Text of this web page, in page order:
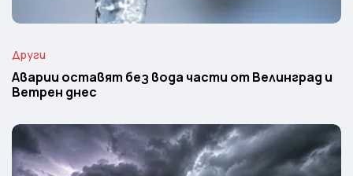
Други
Аварии оставят без вода части от Велинград и
Ветрен днес